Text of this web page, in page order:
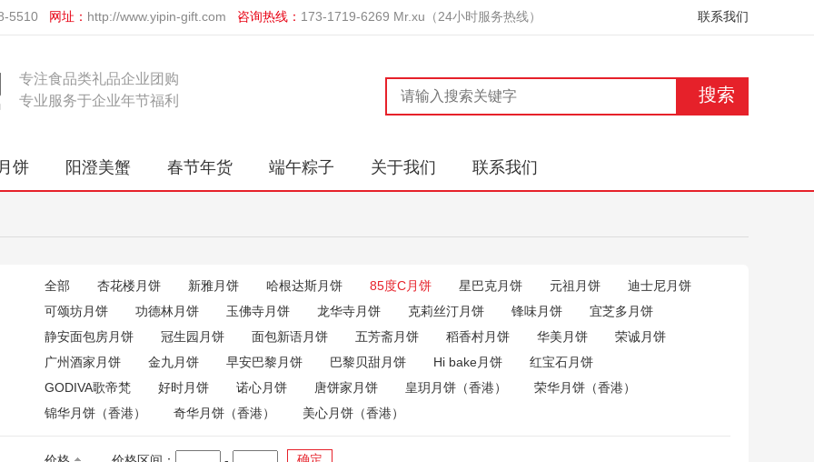
5510 网址： http://www.yipin-gift.com 咨询热线： 173-1719-6269 Mr.xu（24小时服务热线） 联系我们
专注食品类礼品企业团购
专业服务于企业年节福利
搜索
饼 阳澄美蟹 春节年货 端午粽子 关于我们 联系我们
全部 杏花楼月饼 新雅月饼 哈根达斯月饼 85度C月饼 星巴克月饼 元祖月饼
迪士尼月饼
可颂坊月饼
功德林月饼 玉佛寺月饼 龙华寺月饼 克莉丝汀月饼 锋味月饼
宜芝多月饼
静安面包房月饼
冠生园月饼 面包新语月饼 五芳斋月饼 稻香村月饼 华美月饼
荣诚月饼
广州酒家月饼
金九月饼 早安巴黎月饼 巴黎贝甜月饼 Hi bake月饼
红宝石月饼
GODIVA歌帝梵
好时月饼 诺心月饼 唐饼家月饼 皇玥月饼（香港）
荣华月饼（香港）
锦华月饼（香港）
奇华月饼（香港） 美心月饼（香港）
确定